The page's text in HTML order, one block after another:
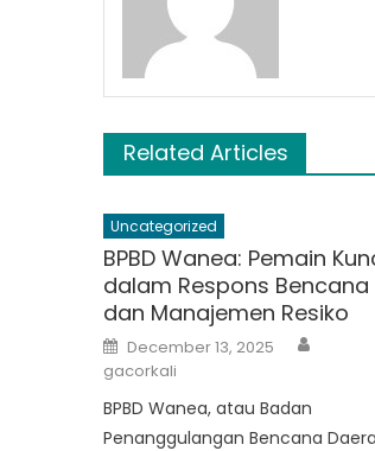
Related Articles
Uncategorized
BPBD Wanea: Pemain
dalam Respons Bencana
dan Manajemen Resiko
Posted
on
December 13, 2025
gacorkali
BPBD Wanea, atau Badan
Penanggulangan Bencana